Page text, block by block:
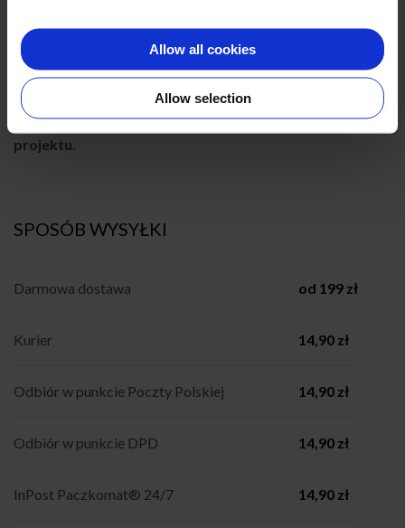
Allow all cookies
Allow selection
2 x grubszy papier (320 g/m2) 12 zł/szt.
Dodatki wybierzesz w koszyku po stworzeniu
projektu.
SPOSÓB WYSYŁKI
Darmowa dostawa od 199 zł
Kurier 14,90 zł
Odbiór w punkcie Poczty Polskiej 14,90 zł
Odbiór w punkcie DPD 14,90 zł
InPost Paczkomat® 24/7 14,90 zł